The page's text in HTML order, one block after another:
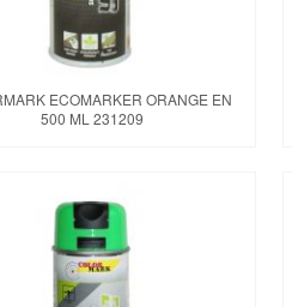
ECOMARKER ORANGE EN
500 ML 231209